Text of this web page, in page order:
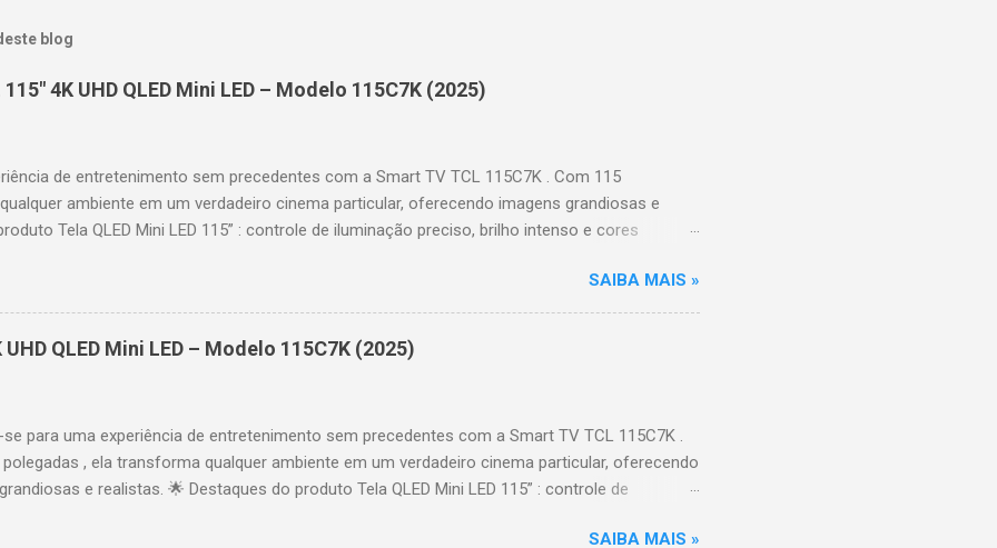
blog
4K UHD QLED Mini LED – Modelo 115C7K (2025)
de entretenimento sem precedentes com a Smart TV TCL 115C7K . Com 115
ambiente em um verdadeiro cinema particular, oferecendo imagens grandiosas e
Tela QLED Mini LED 115” : controle de iluminação preciso, brilho intenso e cores
imagens e movimentos fluidos. Taxa de atualização nativa de 144Hz (até 240Hz com DLG) :
garantindo fluidez e resposta imediata. Google TV integrado : interface intuitiva,
e acesso a aplicativos como YouTube, Netflix, Disney+, Prime Video, HBO Max e muito
de voz para facilitar sua navegação. 📐 Design e dimensões Largura: 256,6 cm |
44,5 cm Peso: 99,8 kg (229,3 kg com embalagem) Estrutura imponen...
SAIBA MAIS »
QLED Mini LED – Modelo 115C7K (2025)
se para uma experiência de entretenimento sem precedentes com a Smart TV TCL 115C7K .
, ela transforma qualquer ambiente em um verdadeiro cinema particular, oferecendo
e realistas. 🌟 Destaques do produto Tela QLED Mini LED 115” : controle de
profundo em cada cena. Processador AiPQ : desempenho otimizado para imagens eSAIBA MAIS »